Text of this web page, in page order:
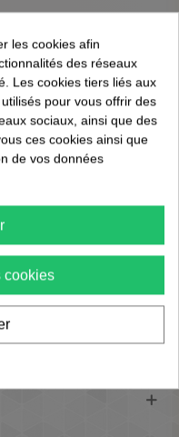
les cookies afin
des réseaux
Les cookies tiers liés aux
pour vous offrir des
sociaux, ainsi que des
ces cookies ainsi que
de vos données
cookies